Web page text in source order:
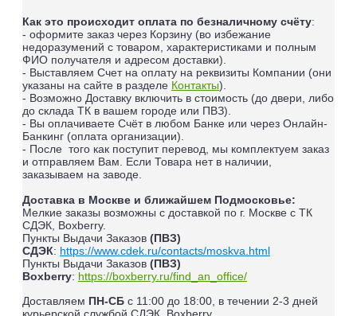
Как это происходит оплата по безналичному счёту:
- оформите заказ через Корзину (во избежание
недоразумений с товаром, характеристиками и полным
ФИО получателя и адресом доставки).
- Выставляем Счет на оплату на реквизиты Компании (они
указаны на сайте в разделе Контакты).
- Возможно Доставку включить в стоимость (до двери, либо
до склада ТК в вашем городе или ПВЗ).
- Вы оплачиваете Счёт в любом Банке или через Онлайн-
Банкинг (оплата организации).
- После того как поступит перевод, мы комплектуем заказ
и отправляем Вам. Если Товара нет в наличии,
заказываем на заводе.
Доставка в Москве и ближайшем Подмосковье:
Мелкие заказы возможны с доставкой по г. Москве с ТК
СДЭК, Boxberry.
Пункты Выдачи Заказов (ПВЗ)
СДЭК: https://www.cdek.ru/contacts/moskva.html
Пункты Выдачи Заказов (ПВЗ)
Boxberry: https://boxberry.ru/find_an_office/
Доставляем ПН-СБ с 11:00 до 18:00, в течении 2-3 дней
курьерской службой СДЭК, Boxberry.